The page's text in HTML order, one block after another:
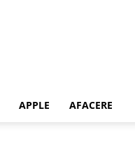
APPLE AFACERE